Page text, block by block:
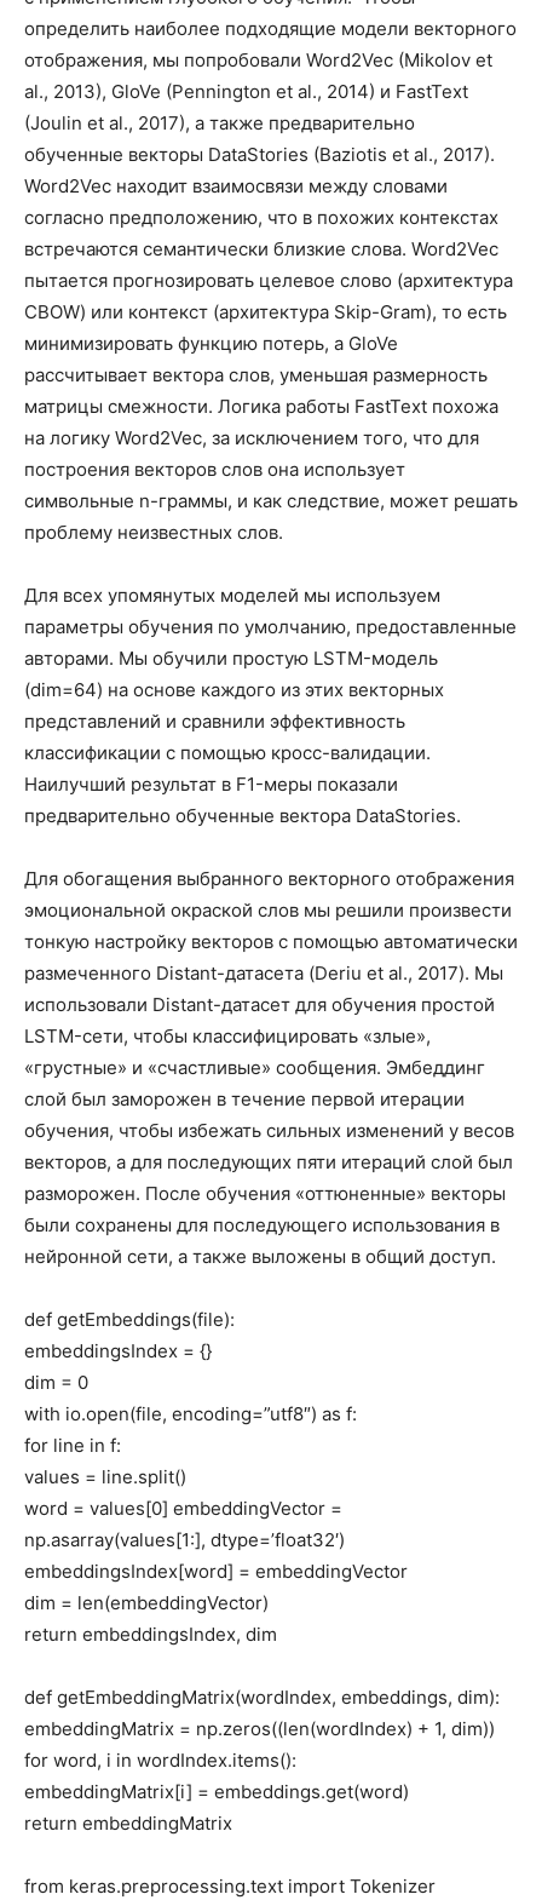
определить наиболее подходящие модели векторного
отображения, мы попробовали Word2Vec (Mikolov et
al., 2013), GloVe (Pennington et al., 2014) и FastText
(Joulin et al., 2017), а также предварительно
обученные векторы DataStories (Baziotis et al., 2017).
Word2Vec находит взаимосвязи между словами
согласно предположению, что в похожих контекстах
встречаются семантически близкие слова. Word2Vec
пытается прогнозировать целевое слово (архитектура
CBOW) или контекст (архитектура Skip-Gram), то есть
минимизировать функцию потерь, а GloVe
рассчитывает вектора слов, уменьшая размерность
матрицы смежности. Логика работы FastText похожа
на логику Word2Vec, за исключением того, что для
построения векторов слов она использует
символьные n-граммы, и как следствие, может решать
проблему неизвестных слов.
Для всех упомянутых моделей мы используем
параметры обучения по умолчанию, предоставленные
авторами. Мы обучили простую LSTM-модель
(dim=64) на основе каждого из этих векторных
представлений и сравнили эффективность
классификации с помощью кросс-валидации.
Наилучший результат в F1-меры показали
предварительно обученные вектора DataStories.
Для обогащения выбранного векторного отображения
эмоциональной окраской слов мы решили произвести
тонкую настройку векторов с помощью автоматически
размеченного Distant-датасета (Deriu et al., 2017). Мы
использовали Distant-датасет для обучения простой
LSTM-сети, чтобы классифицировать «злые»,
«грустные» и «счастливые» сообщения. Эмбеддинг
слой был заморожен в течение первой итерации
обучения, чтобы избежать сильных изменений у весов
векторов, а для последующих пяти итераций слой был
разморожен. После обучения «оттюненные» векторы
были сохранены для последующего использования в
нейронной сети, а также выложены в общий доступ.
def getEmbeddings(file):
embeddingsIndex = {}
dim = 0
with io.open(file, encoding=”utf8″) as f:
for line in f:
values = line.split()
word = values[0] embeddingVector =
np.asarray(values[1:], dtype=’float32′)
embeddingsIndex[word] = embeddingVector
dim = len(embeddingVector)
return embeddingsIndex, dim
def getEmbeddingMatrix(wordIndex, embeddings, dim):
embeddingMatrix = np.zeros((len(wordIndex) + 1, dim))
for word, i in wordIndex.items():
embeddingMatrix[i] = embeddings.get(word)
return embeddingMatrix
from keras.preprocessing.text import Tokenizer